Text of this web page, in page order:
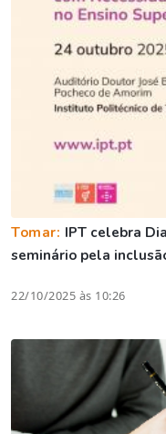
Tomar: IPT celebra
seminário pela
22/10/2025 às 10:26